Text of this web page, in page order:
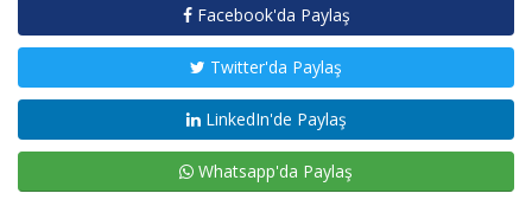
Facebook'da Paylaş
Twitter'da Paylaş
LinkedIn'de Paylaş
Whatsapp'da Paylaş